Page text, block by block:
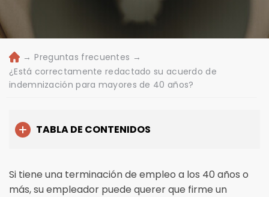
Ini
ci
o
→ Preguntas frecuentes →
¿Está correctamente redactado su acuerdo de
indemnización para mayores de 40 años?
TABLA DE CONTENIDOS
Si tiene una terminación de empleo a los 40 años o
más, su empleador puede querer que firme un